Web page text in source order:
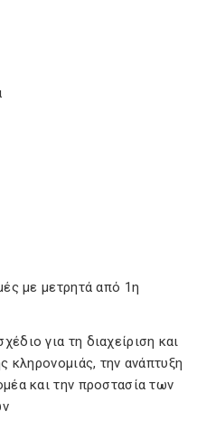
με μετρητά από 1η
για τη διαχείριση και
κληρονομιάς, την ανάπτυξη
και την προστασία των